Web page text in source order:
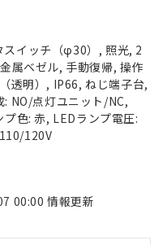
スイッチ（φ30）, 照光, 2
属ベゼル, 手動復帰, 操作
透明）, IP66, ねじ端子台,
: NO/点灯ユニット/NC,
プ色: 赤, LEDランプ電圧:
120V
00:00 情報更新